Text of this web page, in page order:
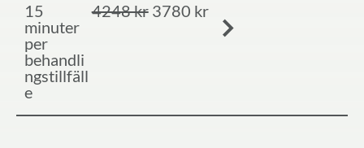
15
minuter
per
behandli
ngstillfäll
e
4248 kr3780 kr